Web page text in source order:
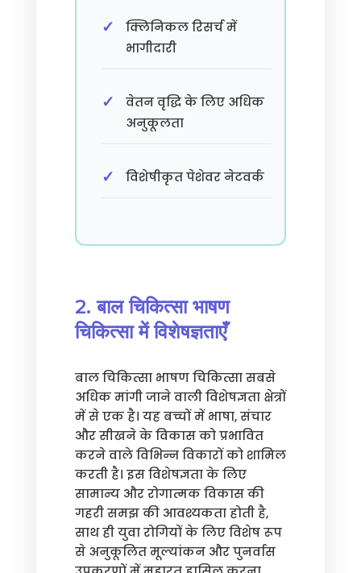
क्लिनिकल रिसर्च में
भागीदारी
वेतन वृद्धि के लिए अधिक
अनुकूलता
विशेषीकृत पेशेवर नेटवर्क
2. बाल चिकित्सा भाषण
चिकित्सा में विशेषज्ञताएँ
बाल चिकित्सा भाषण चिकित्सा सबसे
अधिक मांगी जाने वाली विशेषज्ञता क्षेत्रों
में से एक है। यह बच्चों में भाषा, संचार
और सीखने के विकास को प्रभावित
करने वाले विभिन्न विकारों को शामिल
करती है। इस विशेषज्ञता के लिए
सामान्य और रोगात्मक विकास की
गहरी समझ की आवश्यकता होती है,
साथ ही युवा रोगियों के लिए विशेष रूप
से अनुकूलित मूल्यांकन और पुनर्वास